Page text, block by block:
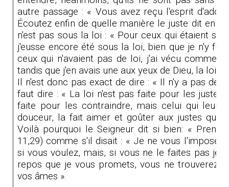
autre passage : « Vous avez reçu l'esprit
Écoutez enfin de quelle manière le juste dit en
n'est pas sous la loi : « Pour ceux qui étaient
j'eusse encore été sous la loi, bien que je n'y
ceux qui n'avaient pas de loi, j'ai vécu comme
tandis que j'en avais une aux yeux de Dieu, la loi
Il n'est donc pas exact de dire : « Il n'y a pas de
faut dire : « La loi n'est pas faite pour les justes
faite pour les contraindre, mais celui qui leur
douceur, la fait aimer et goûter aux justes qui
Voilà pourquoi le Seigneur dit si bien: «
11,29)comme s'il disait : « Je ne vous l'impose
si vous voulez, mais, si vous ne le faites pas je
repos que je vous promets, vous ne trouverez
vos âmes ».